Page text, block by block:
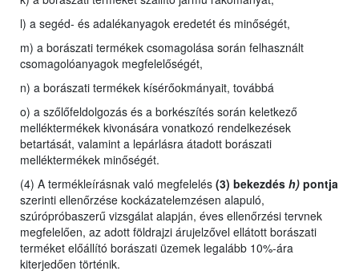
l) a segéd- és adalékanyagok eredetét és minőségét,
m) a borászati termékek csomagolása során felhasznált
csomagolóanyagok megfelelőségét,
n) a borászati termékek kísérőokmányait, továbbá
o) a szőlőfeldolgozás és a borkészítés során keletkező
melléktermékek kivonására vonatkozó rendelkezések
betartását, valamint a lepárlásra átadott borászati
melléktermékek minőségét.
(4) A termékleírásnak való megfelelés (3) bekezdés h) pontja
szerinti ellenőrzése kockázatelemzésen alapuló,
szúrópróbaszerű vizsgálat alapján, éves ellenőrzési tervnek
megfelelően, az adott földrajzi árujelzővel ellátott borászati
terméket előállító borászati üzemek legalább 10%-ára
kiterjedően történik.